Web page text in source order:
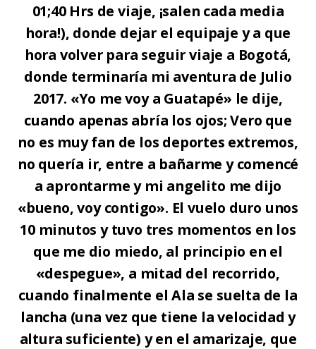
01;40 Hrs de viaje, ¡salen cada media
hora!), donde dejar el equipaje y a que
hora volver para seguir viaje a Bogotá,
donde terminaría mi aventura de Julio
2017. «Yo me voy a Guatapé» le dije,
cuando apenas abría los ojos; Vero que
no es muy fan de los deportes extremos,
no quería ir, entre a bañarme y comencé
a aprontarme y mi angelito me dijo
«bueno, voy contigo». El vuelo duro unos
10 minutos y tuvo tres momentos en los
que me dio miedo, al principio en el
«despegue», a mitad del recorrido,
cuando finalmente el Ala se suelta de la
lancha (una vez que tiene la velocidad y
altura suficiente) y en el amarizaje, que